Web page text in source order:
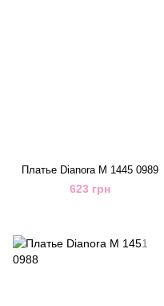
Платье Dianora M 1445 0989
623 грн